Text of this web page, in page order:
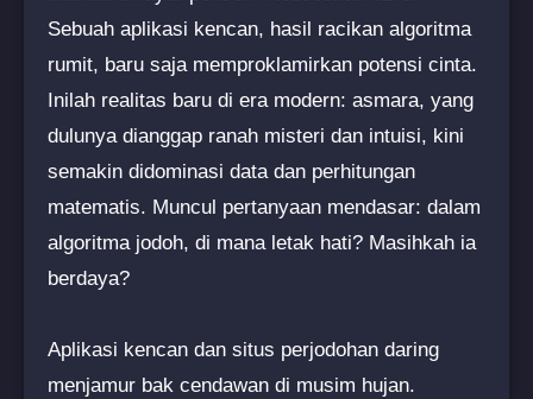
Sebuah aplikasi kencan, hasil racikan algoritma
rumit, baru saja memproklamirkan potensi cinta.
Inilah realitas baru di era modern: asmara, yang
dulunya dianggap ranah misteri dan intuisi, kini
semakin didominasi data dan perhitungan
matematis. Muncul pertanyaan mendasar: dalam
algoritma jodoh, di mana letak hati? Masihkah ia
berdaya?
Aplikasi kencan dan situs perjodohan daring
menjamur bak cendawan di musim hujan.